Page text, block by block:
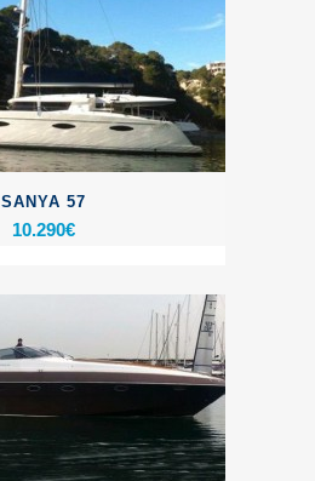
SANYA 57
10.290€